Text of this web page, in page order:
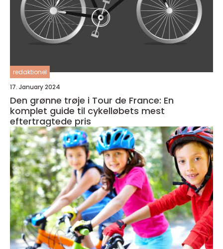
redaktionel
17. January 2024
Den grønne trøje i Tour de France: En
komplet guide til cykelløbets mest
eftertragtede pris